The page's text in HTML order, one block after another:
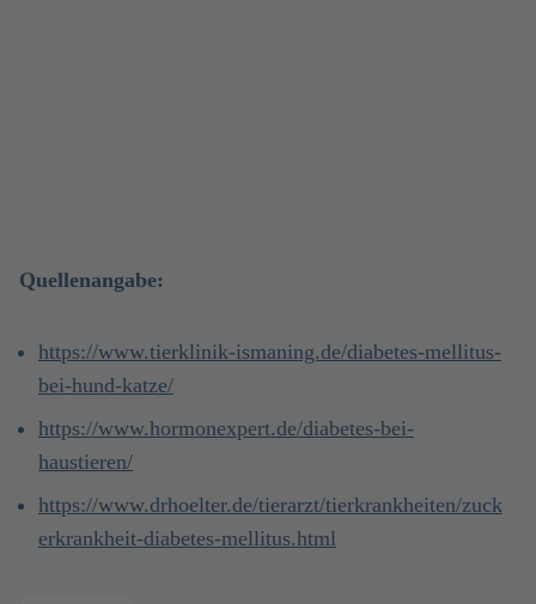
Quellenangabe:
https://www.tierklinik-ismaning.de/diabetes-mellitus-
bei-hund-katze/
https://www.hormonexpert.de/diabetes-bei-
haustieren/
https://www.drhoelter.de/tierarzt/tierkrankheiten/zuck
erkrankheit-diabetes-mellitus.html